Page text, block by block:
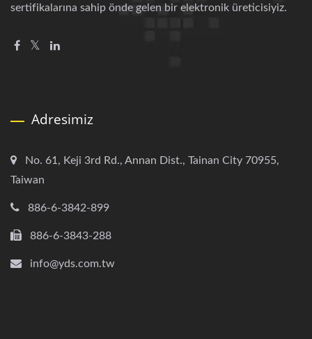
sertifikalarına sahip önde gelen bir elektronik üreticisiyiz.
Adresimiz
No. 61, Keji 3rd Rd., Annan Dist., Tainan City 70955,
Taiwan
886-6-3842-899
886-6-3843-288
info@yds.com.tw